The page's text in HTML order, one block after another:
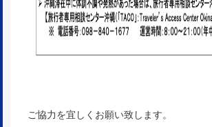
ご協力を宜しくお願い致します。